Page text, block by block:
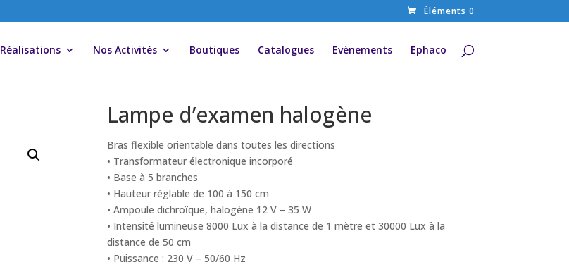
Éléments 0
Réalisations Nos Activités Boutiques Catalogues Evènements Ephaco
Lampe d’examen halogène
Bras flexible orientable dans toutes les directions
• Transformateur électronique incorporé
• Base à 5 branches
• Hauteur réglable de 100 à 150 cm
• Ampoule dichroïque, halogène 12 V – 35 W
• Intensité lumineuse 8000 Lux à la distance de 1 mètre et 30000 Lux à la
distance de 50 cm
• Puissance : 230 V – 50/60 Hz